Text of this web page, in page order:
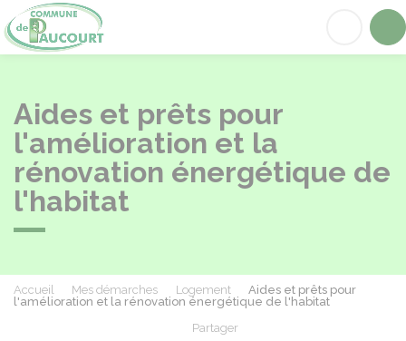
Aides et prêts pour
l'amélioration et la
rénovation énergétique de
l'habitat
Accueil Mes démarches Logement
Aides et prêts pour
l'amélioration et la rénovation énergétique de l'habitat
Partager